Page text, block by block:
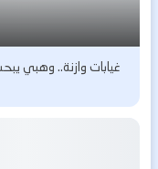
غيابات وازنة.. وهبي